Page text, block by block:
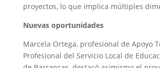
proyectos, lo que implica múltiples
Nuevas oportunidades
Marcela Ortega, profesional de Apoyo
Profesional del Servicio Local de